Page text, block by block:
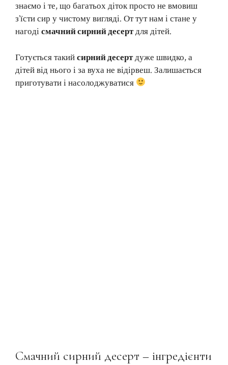
знаємо і те, що багатьох діток просто не вмовиш
з’їсти сир у чистому вигляді. От тут нам і стане у
нагодісмачний сирний десертдля дітей.
Готується такийсирний десертдуже швидко, а
дітей від нього і за вуха не відірвеш. Залишається
приготувати і насолоджуватися
Смачний сирний десерт – інгредієнти